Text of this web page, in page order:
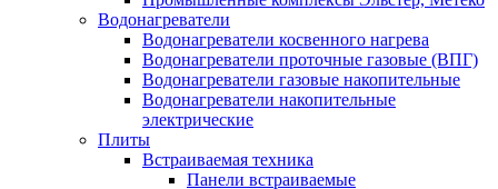
Водонагреватели
Водонагреватели косвенного нагрева
Водонагреватели проточные газовые (ВПГ)
Водонагреватели газовые накопительные
Водонагреватели накопительные
электрические
Плиты
Встраиваемая техника
Панели встраиваемые